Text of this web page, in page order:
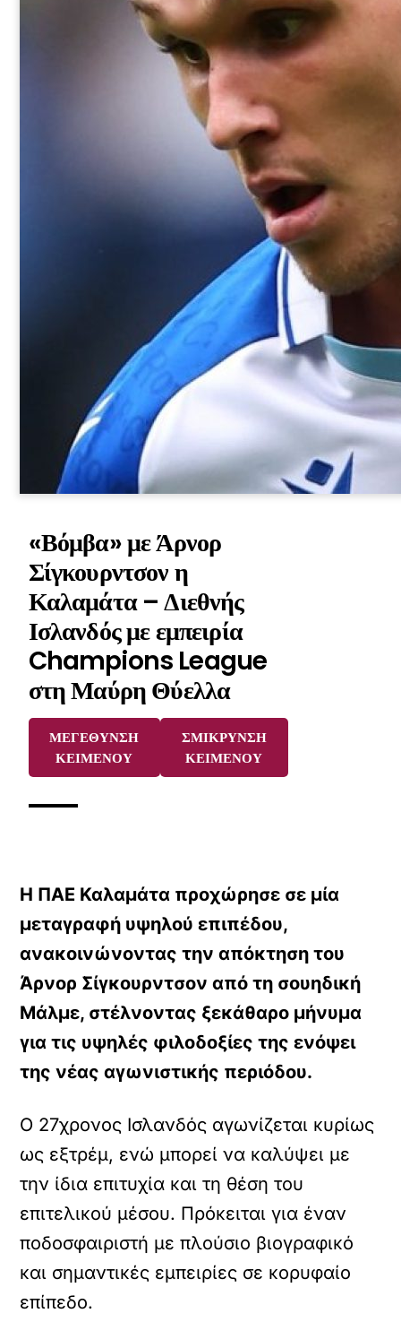
«Βόμβα» με Άρνορ
Σίγκουρντσον η
Καλαμάτα – Διεθνής
Ισλανδός με εμπειρία
Champions League
στη Μαύρη Θύελλα
ΜΕΓΕΘΥΝΣΗ
ΚΕΙΜΕΝΟΥ
ΣΜΙΚΡΥΝΣΗ
ΚΕΙΜΕΝΟΥ
Η ΠΑΕ Καλαμάτα προχώρησε σε μία
μεταγραφή υψηλού επιπέδου,
ανακοινώνοντας την απόκτηση του
Άρνορ Σίγκουρντσον από τη σουηδική
Μάλμε, στέλνοντας ξεκάθαρο μήνυμα
για τις υψηλές φιλοδοξίες της ενόψει
της νέας αγωνιστικής περιόδου.
Ο 27χρονος Ισλανδός αγωνίζεται κυρίως
ως εξτρέμ, ενώ μπορεί να καλύψει με
την ίδια επιτυχία και τη θέση του
επιτελικού μέσου. Πρόκειται για έναν
ποδοσφαιριστή με πλούσιο βιογραφικό
και σημαντικές εμπειρίες σε κορυφαίο
επίπεδο.